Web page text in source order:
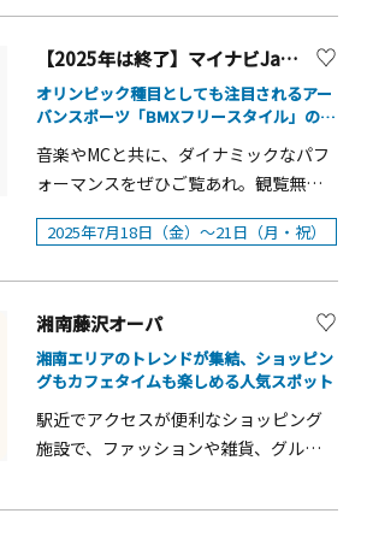
培を行っております。いちごに最適な
温度、湿度、水管理をすることによっ
ていちごの品種それぞれの味が楽しめ
ます。同園自慢の甘くて美味しいいち
ごを食べ比べてみてはいかがでしょう
か！？ ■住 所 ：〒243-0301 神奈
川県愛甲郡愛川町角田字1757-1 ■営業
時間：9:00～16:00（季節によって変更
あり） ■contact&nbsp; &nbsp;：
【2025年は終了】マイナビJapanCup Yokosuka
オリンピック種目としても注目されるアー
バンスポーツ「BMXフリースタイル」の公
ッションと共にカルチャーとして人気の
BMX。
音楽やMCと共に、ダイナミックなパフ
ォーマンスをぜひご覧あれ。観覧無
YOKOSUKAをチェック！主 催：一
後 援：神奈川県特別協賛：株式会
社マイナビ
2025年7月18日（金）～21日（月・祝）
湘南藤沢オーパ
湘南エリアのトレンドが集結、ショッピン
グもカフェタイムも楽しめる人気スポット
駅近でアクセスが便利なショッピング
施設で、ファッションや雑貨、グルメ
家族連れまで幅広く楽しめます。季節